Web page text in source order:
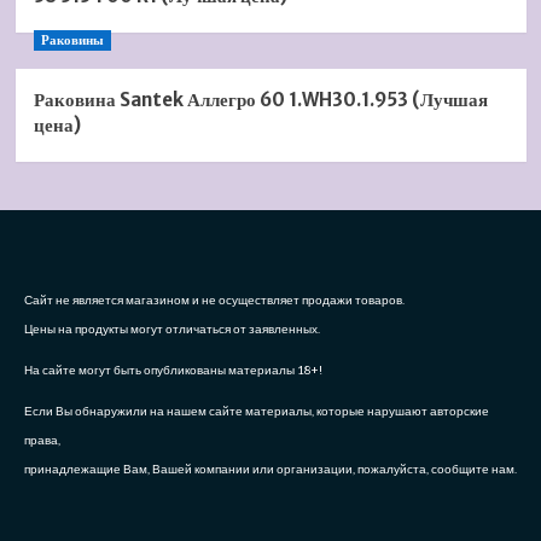
Раковины
Раковина Santek Аллегро 60 1.WH30.1.953 (Лучшая
цена)
Сайт не является магазином и не осуществляет продажи товаров.
Цены на продукты могут отличаться от заявленных.
На сайте могут быть опубликованы материалы 18+!
Если Вы обнаружили на нашем сайте материалы, которые нарушают авторские
права,
принадлежащие Вам, Вашей компании или организации, пожалуйста, сообщите нам.